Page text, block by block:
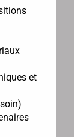
et